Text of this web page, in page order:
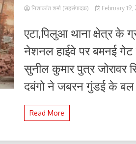
निशाकांत शर्मा (सहसंपादक) February 19,
एटा,पिलुआ थाना क्षेत्र के
नेशनल हाईवे पर बमनई गेट
सुनील कुमार पुत्र जोरावर
दबंगो ने जबरन गुंडई के बल
Read More